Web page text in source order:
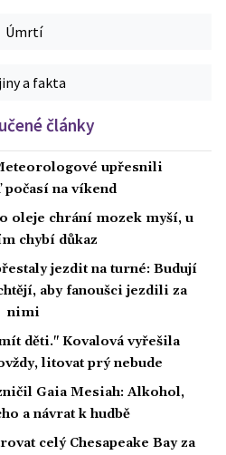
Úmrtí
a fakta
články
upřesnili
počasí na víkend
oleje chrání mozek myší, u
chybí důkaz
jezdit na turné: Budují
aby fanoušci jezdili za
nimi
děti." Kovalová vyřešila
litovat prý nebude
Gaia Mesiah: Alkohol,
a návrat k hudbě
celý Chesapeake Bay za